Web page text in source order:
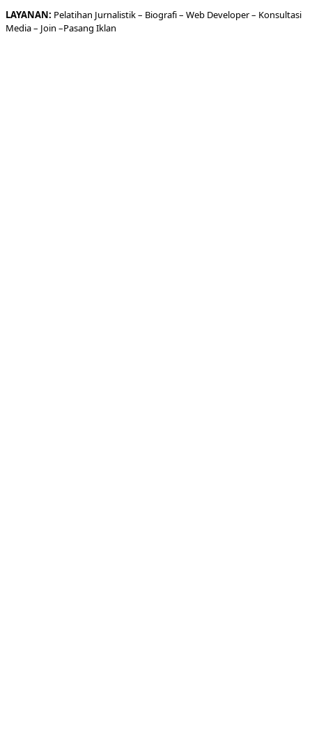
LAYANAN: Pelatihan Jurnalistik – Biografi– Web Developer– Konsultasi
Media– Join –Pasang Iklan